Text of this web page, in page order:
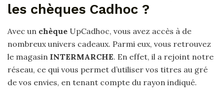
les chèques Cadhoc ?
Avec un chèque UpCadhoc, vous avez accès à de
nombreux univers cadeaux. Parmi eux, vous retrouvez
le magasin INTERMARCHE. En effet, il a rejoint notre
réseau, ce qui vous permet d’utiliser vos titres au gré
de vos envies, en tenant compte du rayon indiqué.